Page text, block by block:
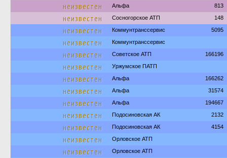
неизвестен Альфа 813
неизвестен Сосногорское АТП 148
неизвестен Коммунтранссервис 5095
неизвестен Коммунтранссервис
неизвестен Советское АТП 166196
неизвестен Уржумское ПАТП
неизвестен Альфа 166262
неизвестен Альфа 31574
неизвестен Альфа 194667
неизвестен Подосиновская АК 2132
неизвестен Подосиновская АК 4154
неизвестен Орловское АТП
неизвестен Орловское АТП